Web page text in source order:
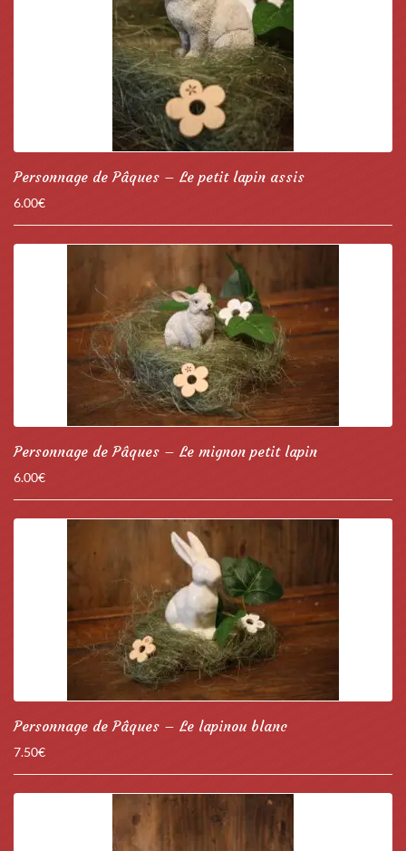
Personnage de Pâques – Le petit lapin assis
6.00€
Personnage de Pâques – Le mignon petit lapin
6.00€
Personnage de Pâques – Le lapinou blanc
7.50€